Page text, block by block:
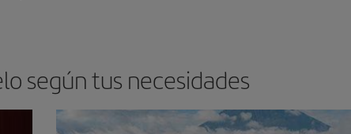
según tus necesidades